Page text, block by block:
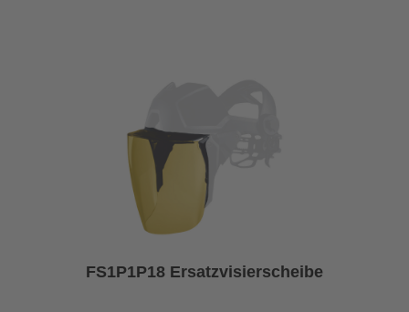
FS1P1P18 Ersatzvisierscheibe